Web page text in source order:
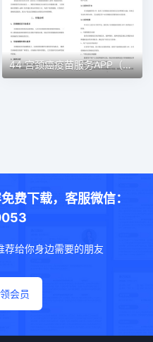
44 宫颈癌疫苗服务APP（word＋ppt配套）创业计划书word模板
费下载，客服微信：
荐给你身边需要的朋友
会员